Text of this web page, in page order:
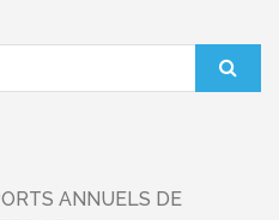
ANNUELS DE